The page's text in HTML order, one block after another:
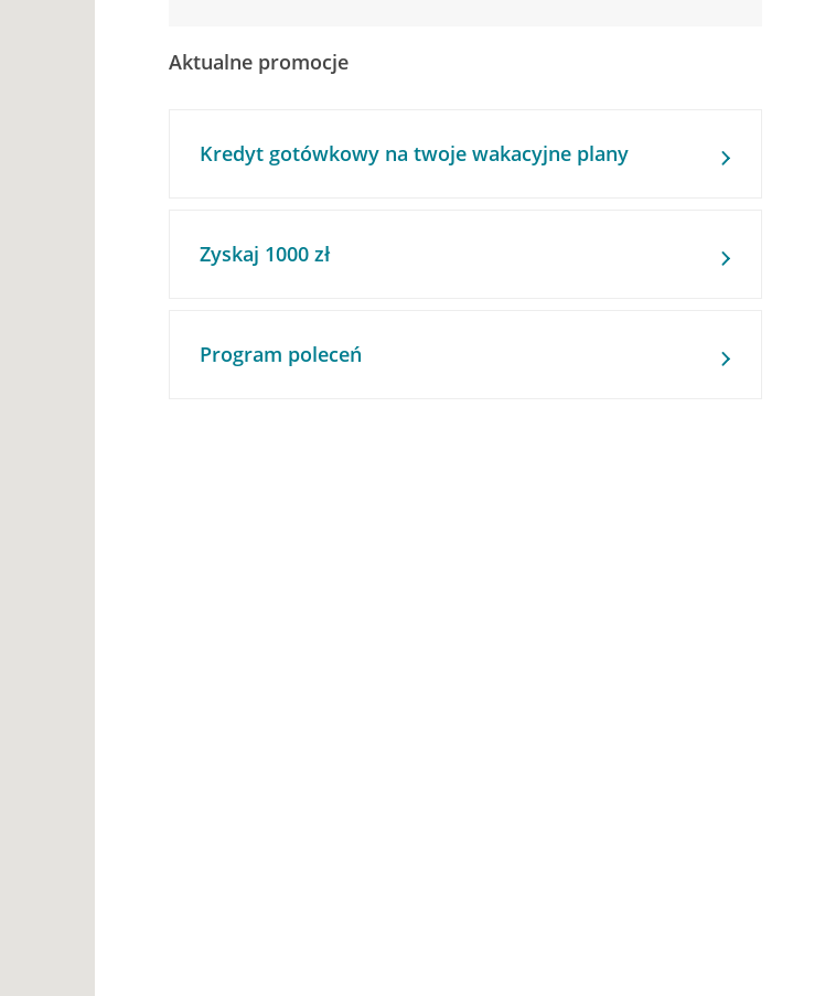
Aktualne promocje
Kredyt gotówkowy na twoje wakacyjne plany
Zyskaj 1000 zł
Program poleceń